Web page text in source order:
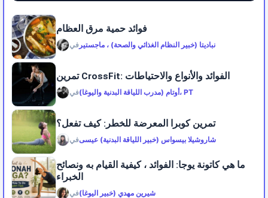
فوائد حمية مرق العظام
في نباديتا (خبير النظام الغذائي والصحة) ، ماجستير
تمرين CrossFit: الفوائد والأنواع والاحتياطات
في أوتام (مدرب اللياقة البدنية واليوغا)، PT
تمرين كوبرا المعرضة للخطر: كيف تفعل؟
فيشاروشيلا بيسواس (خبير اللياقة البدنية) عيسى
ما هي كاتونة يوجا: الفوائد ، كيفية القيام به ونصائح
الخبراء
فيشيرين مهدي (خبير اليوغا)